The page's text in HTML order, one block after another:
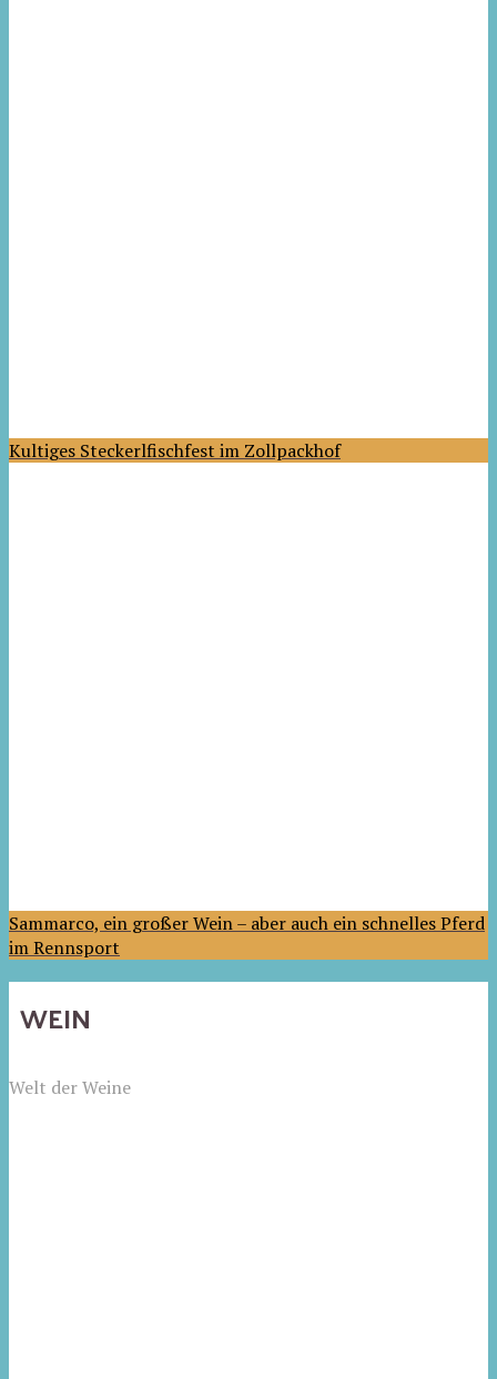
Kultiges Steckerlfischfest im Zollpackhof
Sammarco, ein großer Wein – aber auch ein schnelles Pferd
im Rennsport
WEIN
Welt der Weine